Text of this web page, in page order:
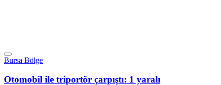
Bursa Bölge
Otomobil ile triportör çarpıştı: 1 yaralı